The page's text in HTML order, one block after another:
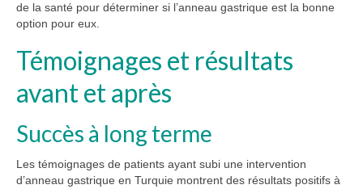
de la santé pour déterminer si l’anneau gastrique est la bonne
option pour eux.
Témoignages et résultats
avant et après
Succès à long terme
Les témoignages de patients ayant subi une intervention
d’anneau gastrique en Turquie montrent des résultats positifs à